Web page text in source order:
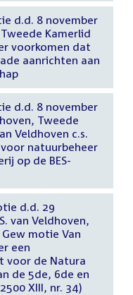
d.d. 8 november
Kamerlid
voorkomen dat
aanrichten aan
d.d. 8 november
Tweede
Veldhoven c.s.
natuurbeheer
op de BES-
d.d. 29
van Veldhoven,
motie Van
een
voor de Natura
de 5de, 6de en
XIII, nr. 34)